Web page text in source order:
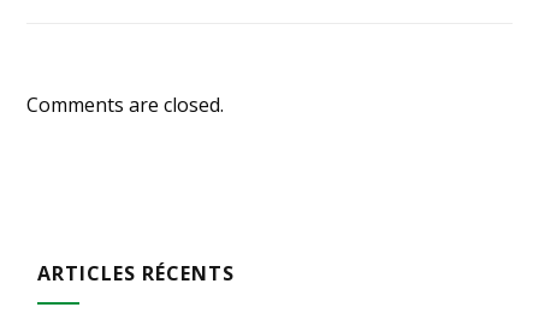
Comments are closed.
ARTICLES RÉCENTS